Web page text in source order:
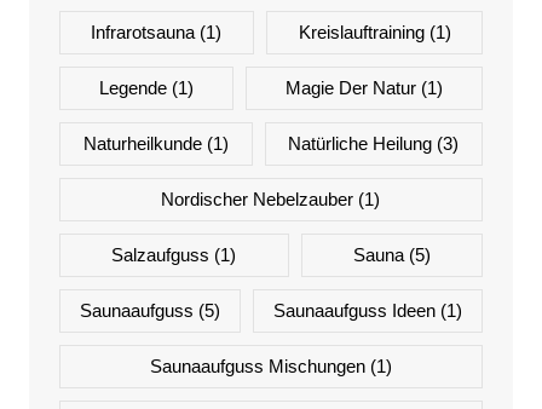
Infrarotsauna (1) Kreislauftraining(1)
Legende(1) Magie Der Natur (1)
Naturheilkunde(1) Natürliche Heilung (3)
Nordischer Nebelzauber (1)
Salzaufguss (1) Sauna(5)
Saunaaufguss (5) Saunaaufguss Ideen (1)
Saunaaufguss Mischungen(1)